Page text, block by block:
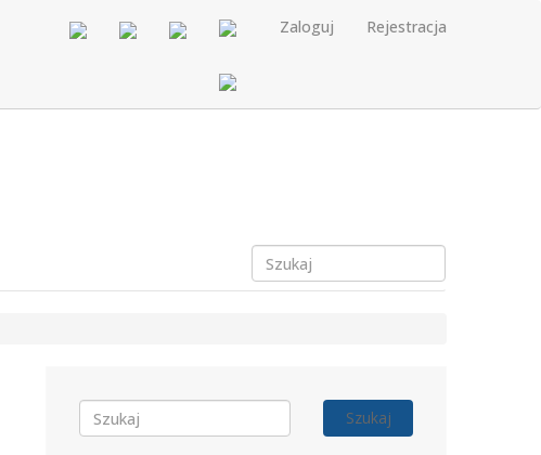
Zaloguj Rejestracja
Szukaj